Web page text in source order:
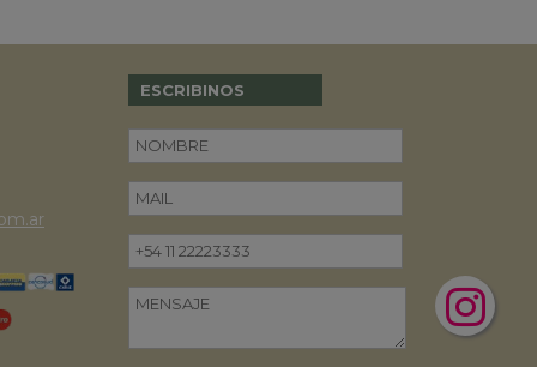
ESCRIBINOS